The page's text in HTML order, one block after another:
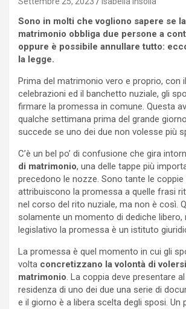
Sono in molti che vogliono sapere se
matrimonio obbliga due persone a
oppure è possibile annullare tutto:
la legge.
Prima del matrimonio vero e proprio, con
celebrazioni ed il banchetto nuziale, gli
firmare la promessa in comune. Questa
qualche settimana prima del grande
succede se uno dei due non volesse più
C’è un bel po’ di confusione che gira
di matrimonio, una delle tappe più
precedono le nozze. Sono tante le coppie
attribuiscono la promessa a quelle frasi
nel corso del rito nuziale, ma non è così.
solamente un momento di dediche libero,
legislativo la promessa è un istituto
La promessa è quel momento in cui gli
volta concretizzano la volontà di
matrimonio. La coppia deve presentare
residenza di uno dei due una serie di
e il giorno è a libera scelta degli sposi. Un